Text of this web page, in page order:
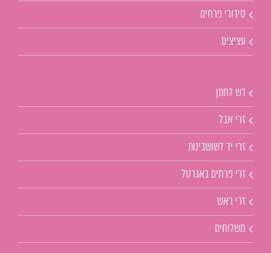
סידורי פרחים
עציצים
דש לחתן
זרי אבל
זרי יד לשושבינות
זרי פרחים באגרטל
זרי ראש
משלוחים